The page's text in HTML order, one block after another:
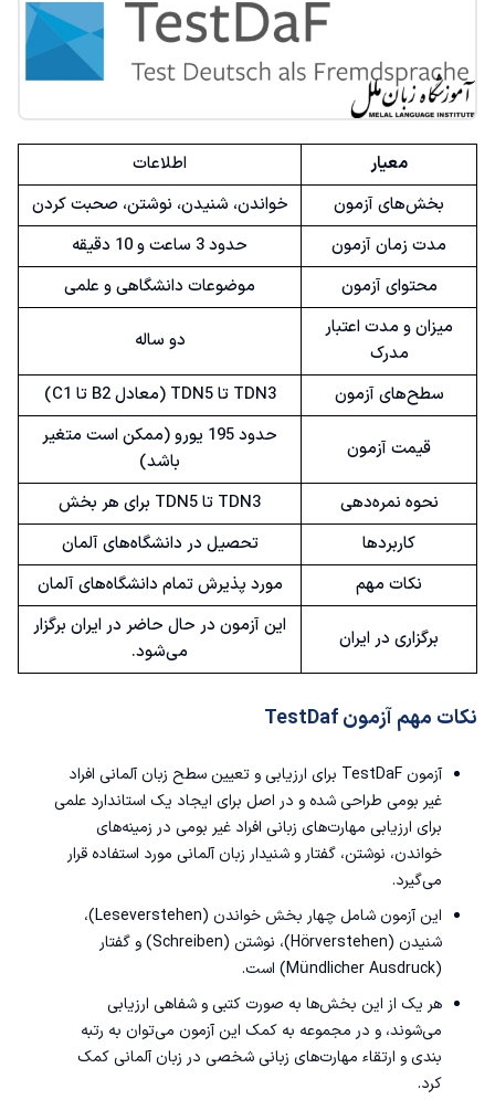
معیار
اطلاعات
بخش‌های آزمون
خواندن، شنیدن، نوشتن، صحبت کردن
مدت زمان آزمون
حدود 3 ساعت و 10 دقیقه
محتوای آزمون
موضوعات دانشگاهی و علمی
میزان و مدت اعتبار
مدرک
دو ساله
سطح‌های آزمون TDN3 تا TDN5 (معادل B2 تا C1)
قیمت آزمون
حدود 195 یورو (ممکن است متغیر
باشد)
نحوه نمره‌دهی
TDN3 تا TDN5 برای هر بخش
کاربردها
تحصیل در دانشگاه‌های آلمان
نکات مهم
مورد پذیرش تمام دانشگاه‌های آلمان
برگزاری در ایران
این آزمون در حال حاضر در ایران برگزار
می‌شود.
نکات مهم آزمون TestDaf
آزمون TestDaF برای ارزیابی و تعیین سطح زبان آلمانی افراد
غیر بومی طراحی شده و در اصل برای ایجاد یک استاندارد علمی
برای ارزیابی مهارت‌های زبانی افراد غیر بومی در زمینه‌های
خواندن، نوشتن، گفتار و شنیدار زبان آلمانی مورد استفاده قرار
می‌گیرد.
این آزمون شامل چهار بخش خواندن (Leseverstehen)،
شنیدن (Hörverstehen)، نوشتن (Schreiben) و گفتار
(Mündlicher Ausdruck) است.
هر یک از این بخش‌ها به صورت کتبی و شفاهی ارزیابی
می‌شوند، و در مجموعه به کمک این آزمون می‌توان به رتبه
‌بندی و ارتقاء مهارت‌های زبانی شخصی در زبان آلمانی کمک
کرد.